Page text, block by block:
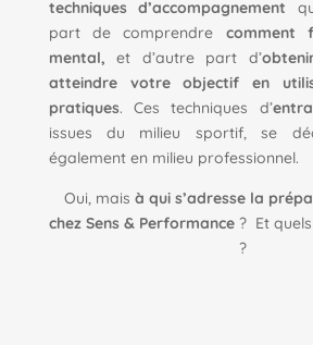
techniques d’accompagnement
part de comprendre comment
mental, et d’autre part d’
atteindre votre objectif en
pratiques. Ces techniques d’
issues du milieu sportif, se
également en milieu professionnel.
Oui, mais à qui s’adresse la
chez Sens & Performance? Et
?